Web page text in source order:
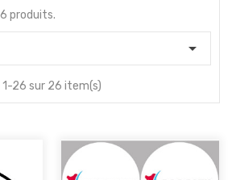
produits.

1-26 sur 26 item(s)